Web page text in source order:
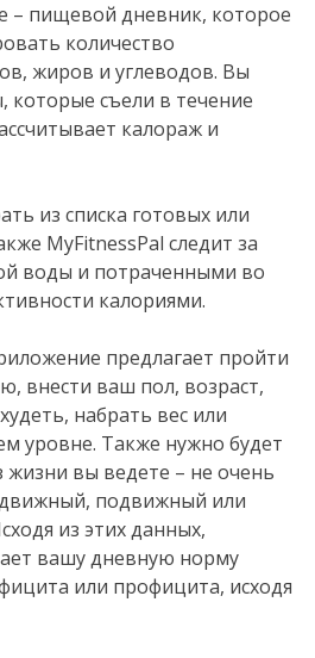
– пищевой дневник, которое
количество
жиров и углеводов. Вы
которые съели в течение
калораж и
из списка готовых или
MyFitnessPal следит за
воды и потраченными во
калориями.
предлагает пройти
внести ваш пол, возраст,
набрать вес или
уровне. Также нужно будет
жизни вы ведете – не очень
подвижный или
из этих данных,
вашу дневную норму
или профицита, исходя